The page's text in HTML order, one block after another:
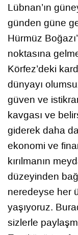
Lübnan’ın
günden güne
Hürmüz
noktasına
Körfez’deki
dünyayı
güven ve
kavgası ve
giderek daha
ekonomi ve
kırılmanın
düzeyinden
neredeyse her
yaşıyoruz.
sizlerle